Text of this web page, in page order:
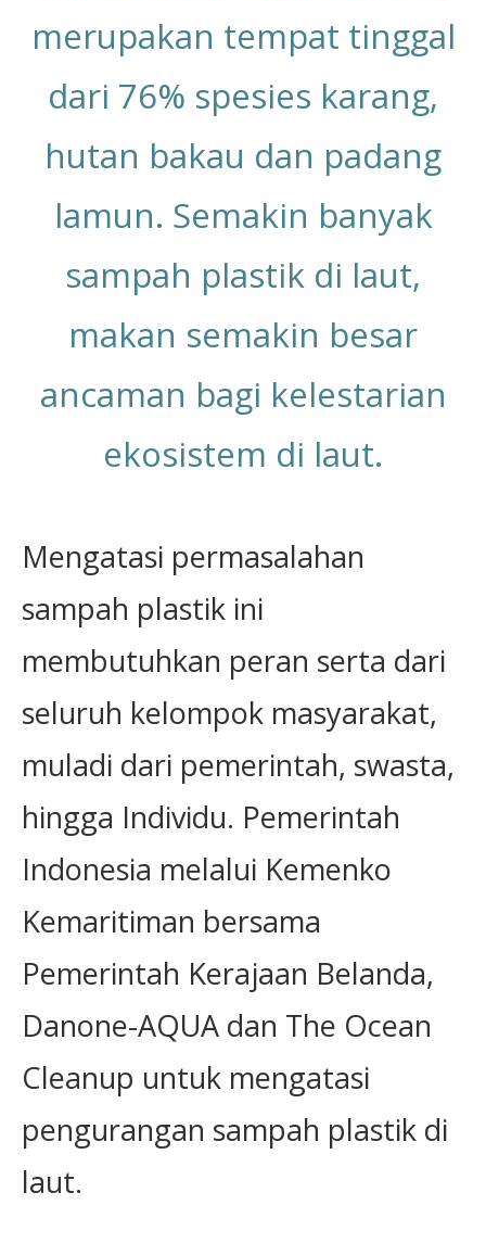
merupakan tempat tinggal
dari 76% spesies karang,
hutan bakau dan padang
lamun. Semakin banyak
sampah plastik di laut,
makan semakin besar
ancaman bagi kelestarian
ekosistem di laut.
Mengatasi permasalahan
sampah plastik ini
membutuhkan peran serta dari
seluruh kelompok masyarakat,
muladi dari pemerintah, swasta,
hingga Individu. Pemerintah
Indonesia melalui Kemenko
Kemaritiman bersama
Pemerintah Kerajaan Belanda,
Danone-AQUA dan The Ocean
Cleanup untuk mengatasi
pengurangan sampah plastik di
laut.